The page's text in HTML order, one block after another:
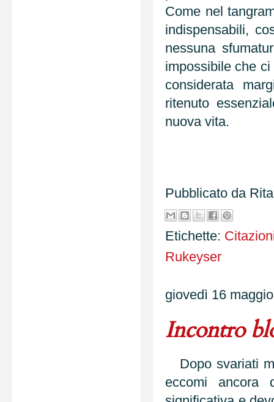
Come nel
indispensabili,
nessuna
impossibile che
considerata
ritenuto
nuova vita.
Pubblicato da
Etichette:
Rukeyser
giovedì 16
Incontro
Dopo svariati
eccomi ancora